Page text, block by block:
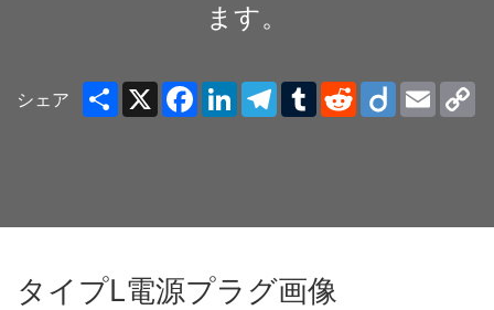
ます。
シェア ShareX Facebook
LinkedInTelegram
TumblrRedditDiigo Email
タイプL電源プラグ画像